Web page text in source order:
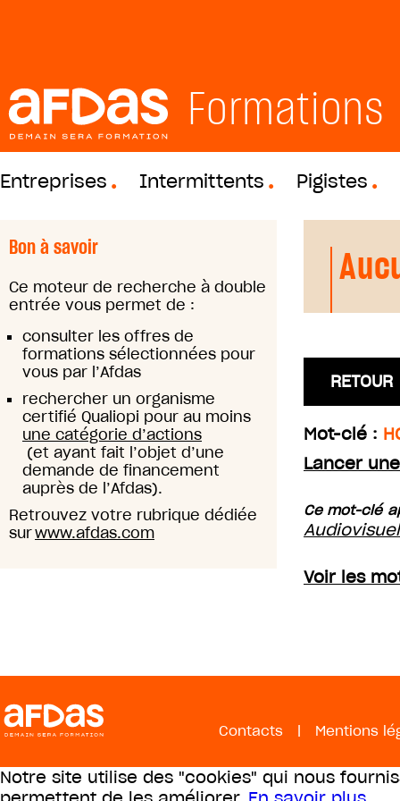
Formations
Entreprises Intermittents Pigistes
Bon à savoir
Ce moteur de recherche à double
entrée vous permet de :
consulter les offres de
formations sélectionnées pour
vous par l’Afdas
rechercher un organisme
certifié Qualiopi pour au moins
une catégorie d’actions
(et ayant fait l’objet d’une
demande de financement
auprès de l’Afdas).
Retrouvez votre rubrique dédiée
surwww.afdas.com
RETOUR
Mot-clé :
Lancer
Ce mot-clé
Voir les
Contacts | Mentions
Notre site utilise des "cookies" qui nous